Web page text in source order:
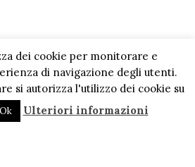
dei cookie per monitorare e
di navigazione degli utenti.
si autorizza l'utilizzo dei cookie su
Ok Ulteriori informazioni